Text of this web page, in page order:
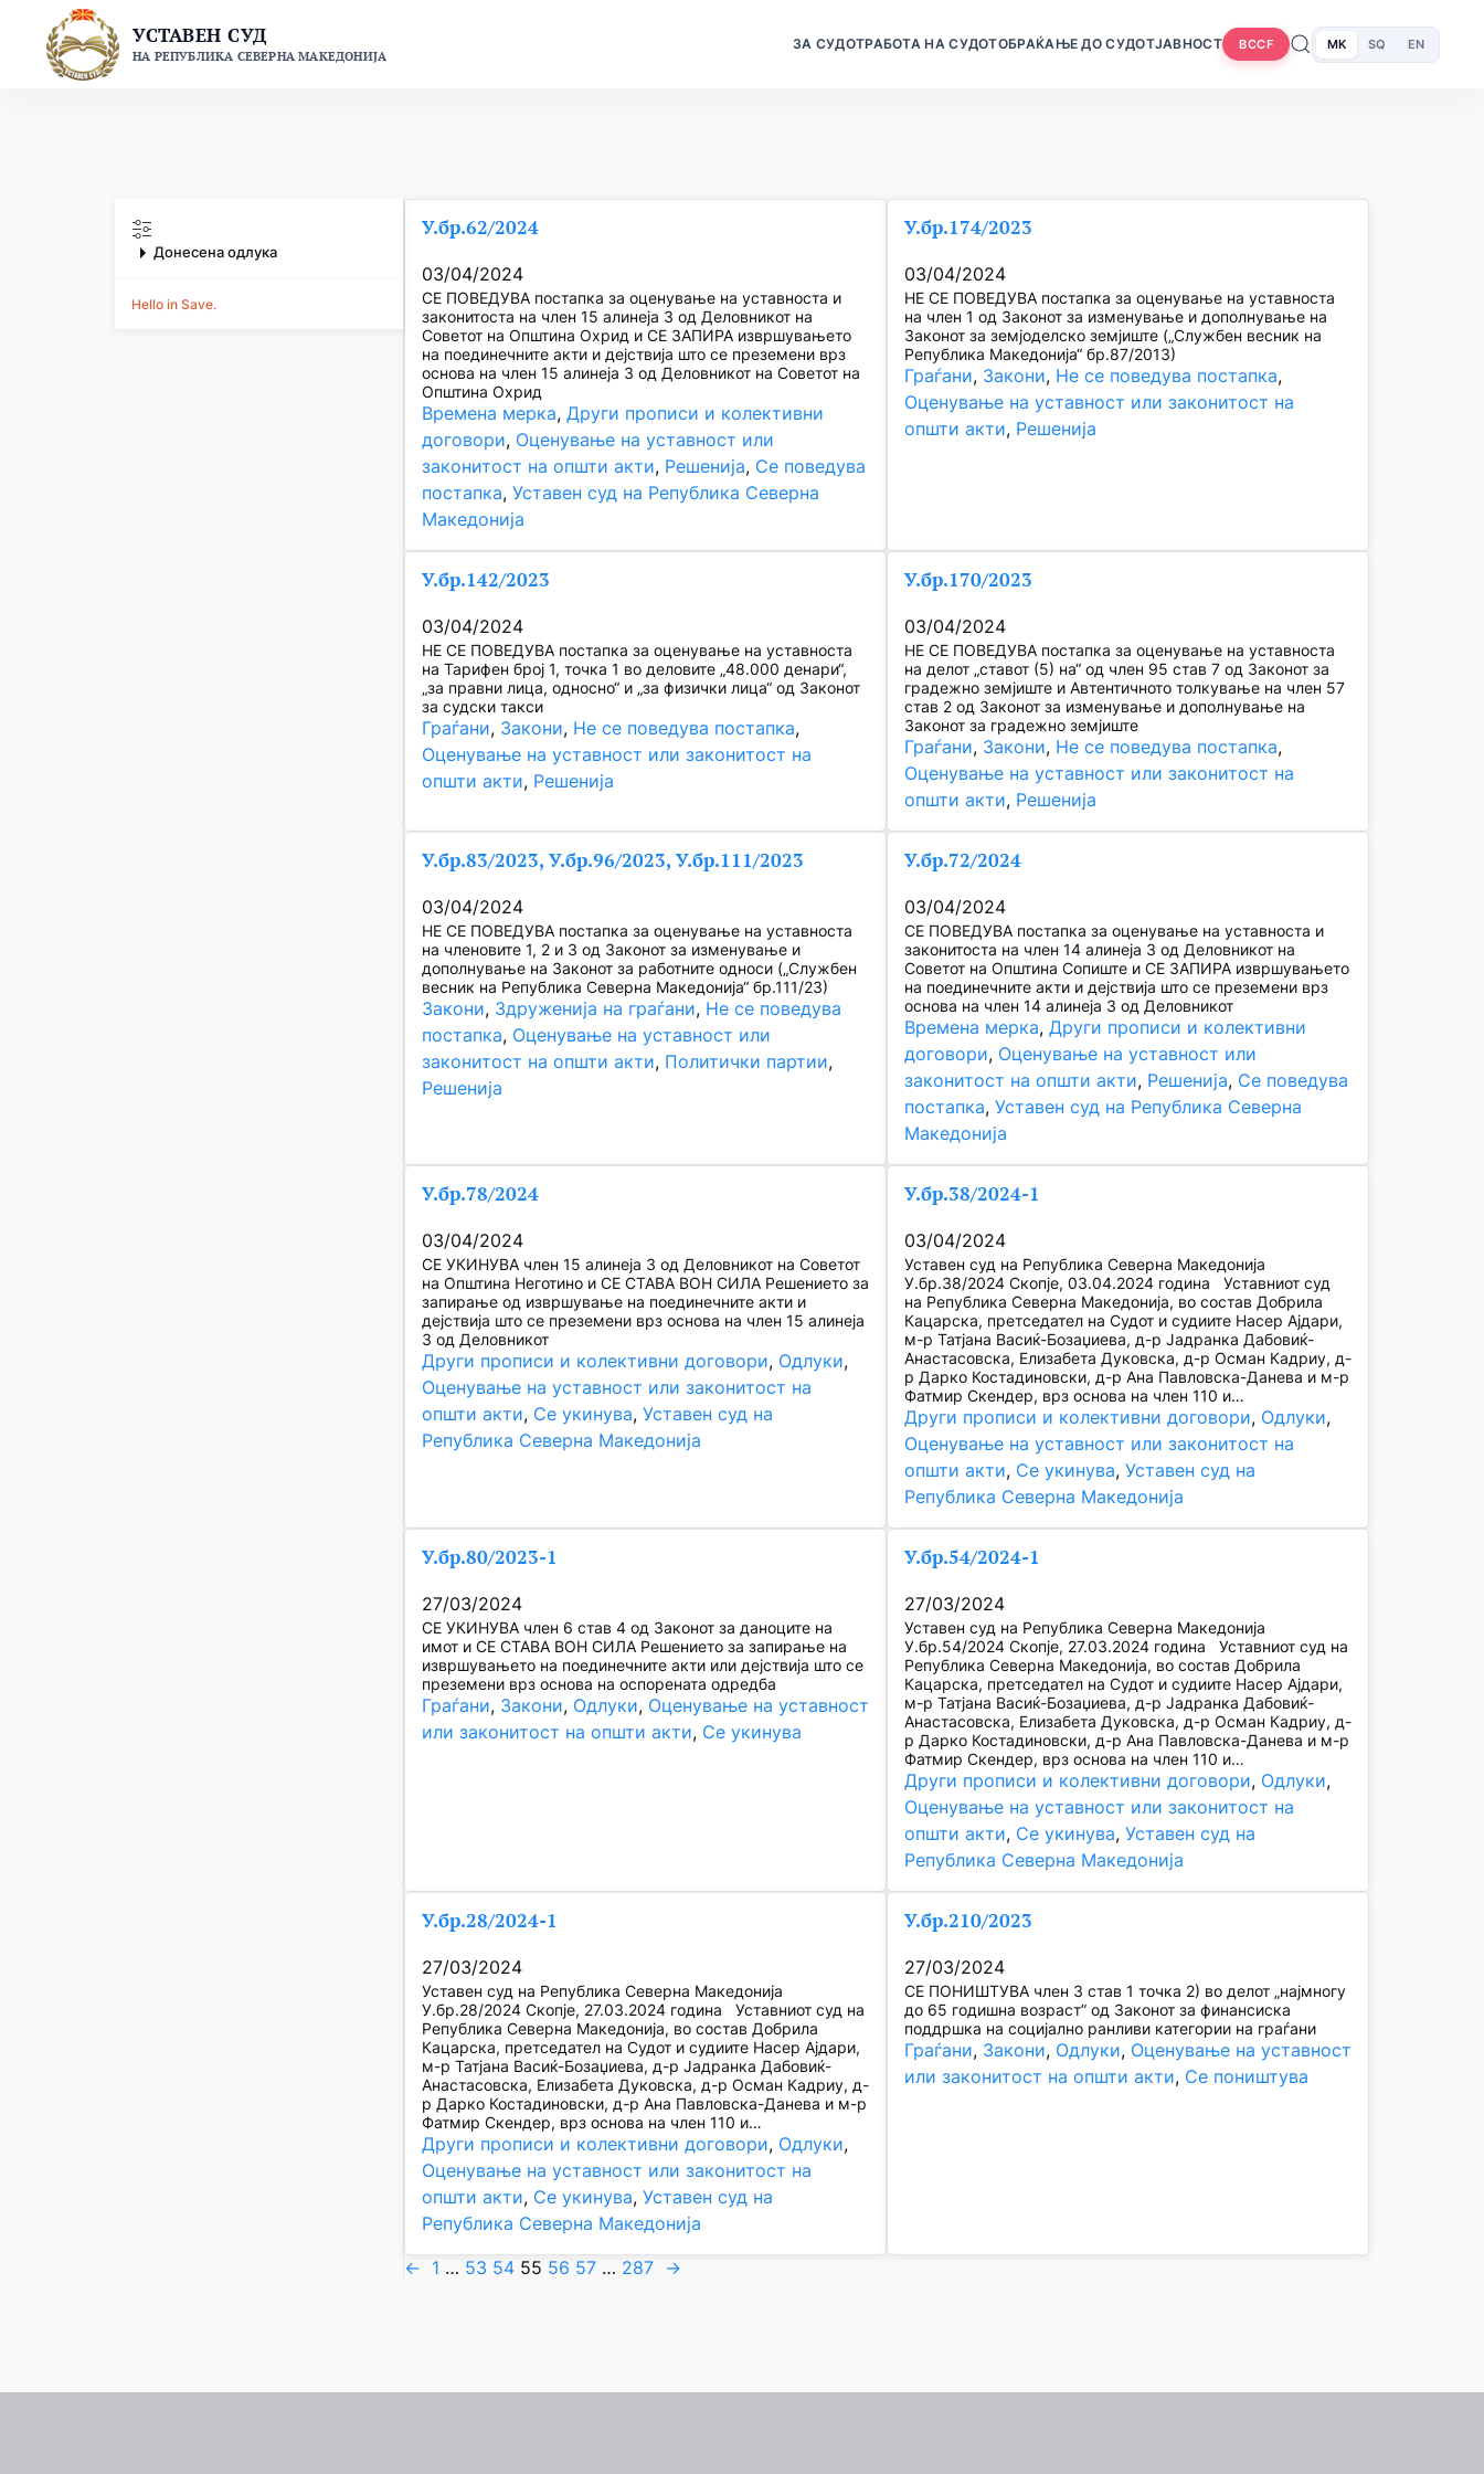
content
УСТАВЕН СУД
НА РЕПУБЛИКА СЕВЕРНА МАКЕДОНИЈА
ЗА СУДОТРАБОТА НА СУДОТОБРАЌАЊЕ ДО СУДОТЈАВНОСТ BCCF MK SQ EN
Донесена одлука
Hello in Save.
У.бр.62/2024
03/04/2024
СЕ ПОВЕДУВА постапка за оценување на уставноста и
законитоста на член 15 алинеја 3 од Деловникот на
Советот на Општина Охрид и СЕ ЗАПИРА извршувањето
на поединечните акти и дејствија што се преземени врз
основа на член 15 алинеја 3 од Деловникот на Советот на
Општина Охрид
Времена мерка, Други прописи и колективни
договори, Оценување на уставност или
законитост на општи акти, Решенија, Се поведува
постапка, Уставен суд на Република Северна
Македонија
У.бр.174/2023
03/04/2024
НЕ СЕ ПОВЕДУВА постапка за оценување на уставноста
на член 1 од Законот за изменување и дополнување на
Законот за земјоделско земјиште („Службен весник на
Република Македонија“ бр.87/2013)
Граѓани, Закони, Не се поведува постапка
Оценување на уставност или законитост на
општи акти, Решенија
У.бр.142/2023
03/04/2024
НЕ СЕ ПОВЕДУВА постапка за оценување на уставноста
на Тарифен број 1, точка 1 во деловите „48.000 денари“,
„за правни лица, односно“ и „за физички лица“ од Законот
за судски такси
Граѓани, Закони, Не се поведува постапка
Оценување на уставност или законитост на
општи акти, Решенија
У.бр.170/2023
03/04/2024
НЕ СЕ ПОВЕДУВА постапка за оценување на уставноста
на делот „ставот (5) на“ од член 95 став 7 од Законот за
градежно земјиште и Автентичното толкување на член 57
став 2 од Законот за изменување и дополнување на
Законот за градежно земјиште
Граѓани, Закони, Не се поведува постапка
Оценување на уставност или законитост на
општи акти, Решенија
У.бр.83/2023, У.бр.96/2023, У.бр.111/2023
03/04/2024
НЕ СЕ ПОВЕДУВА постапка за оценување на уставноста
на членовите 1, 2 и 3 од Законот за изменување и
дополнување на Законот за работните односи („Службен
весник на Република Северна Македонија“ бр.111/23)
Закони, Здруженија на граѓани, Не се поведува
постапка, Оценување на уставност или
законитост на општи акти, Политички партии
Решенија
У.бр.72/2024
03/04/2024
СЕ ПОВЕДУВА постапка за оценување на уставноста и
законитоста на член 14 алинеја 3 од Деловникот на
Советот на Општина Сопиште и СЕ ЗАПИРА извршувањето
на поединечните акти и дејствија што се преземени врз
основа на член 14 алинеја 3 од Деловникот
Времена мерка, Други прописи и колективни
договори, Оценување на уставност или
законитост на општи акти, Решенија, Се поведува
постапка, Уставен суд на Република Северна
Македонија
У.бр.78/2024
03/04/2024
СЕ УКИНУВА член 15 алинеја 3 од Деловникот на Советот
на Општина Неготино и СЕ СТАВА ВОН СИЛА Решението за
запирање од извршување на поединечните акти и
дејствија што се преземени врз основа на член 15 алинеја
3 од Деловникот
Други прописи и колективни договори, Одлуки
Оценување на уставност или законитост на
општи акти, Се укинува, Уставен суд на
Република Северна Македонија
У.бр.38/2024-1
03/04/2024
Уставен суд на Република Северна Македонија
У.бр.38/2024 Скопје, 03.04.2024 година Уставниот суд
на Република Северна Македонија, во состав Добрила
Кацарска, претседател на Судот и судиите Насер Ајдари,
м-р Татјана Васиќ-Бозаџиева, д-р Јадранка Дабовиќ-
Анастасовска, Елизабета Дуковска, д-р Осман Кадриу, д-
р Дарко Костадиновски, д-р Ана Павловска-Данева и м-р
Фатмир Скендер, врз основа на член 110 и…
Други прописи и колективни договори, Одлуки
Оценување на уставност или законитост на
општи акти, Се укинува, Уставен суд на
Република Северна Македонија
У.бр.80/2023-1
27/03/2024
СЕ УКИНУВА член 6 став 4 од Законот за даноците на
имот и СЕ СТАВА ВОН СИЛА Решението за запирање на
извршувањето на поединечните акти или дејствија што се
преземени врз основа на оспорената одредба
Граѓани, Закони, Одлуки, Оценување на уставност
или законитост на општи акти, Се укинува
У.бр.54/2024-1
27/03/2024
Уставен суд на Република Северна Македонија
У.бр.54/2024 Скопје, 27.03.2024 година Уставниот суд на
Република Северна Македонија, во состав Добрила
Кацарска, претседател на Судот и судиите Насер Ајдари,
м-р Татјана Васиќ-Бозаџиева, д-р Јадранка Дабовиќ-
Анастасовска, Елизабета Дуковска, д-р Осман Кадриу, д-
р Дарко Костадиновски, д-р Ана Павловска-Данева и м-р
Фатмир Скендер, врз основа на член 110 и…
Други прописи и колективни договори, Одлуки
Оценување на уставност или законитост на
општи акти, Се укинува, Уставен суд на
Република Северна Македонија
У.бр.28/2024-1
27/03/2024
Уставен суд на Република Северна Македонија
У.бр.28/2024 Скопје, 27.03.2024 година Уставниот суд на
Република Северна Македонија, во состав Добрила
Кацарска, претседател на Судот и судиите Насер Ајдари,
м-р Татјана Васиќ-Бозаџиева, д-р Јадранка Дабовиќ-
Анастасовска, Елизабета Дуковска, д-р Осман Кадриу, д-
р Дарко Костадиновски, д-р Ана Павловска-Данева и м-р
Фатмир Скендер, врз основа на член 110 и…
Други прописи и колективни договори, Одлуки
Оценување на уставност или законитост на
општи акти, Се укинува, Уставен суд на
Република Северна Македонија
У.бр.210/2023
27/03/2024
СЕ ПОНИШТУВА член 3 став 1 точка 2) во делот „најмногу
до 65 годишна возраст” од Законот за финансиска
поддршка на социјално ранливи категории на граѓани
Граѓани, Закони, Одлуки, Оценување на уставност
или законитост на општи акти, Се поништува
← 1 … 53 54 55 56 57 … 287 →